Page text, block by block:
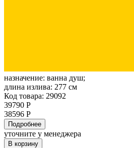
назначение: ванна душ;
длина излива: 277 см
Код товара: 29092
39790 Р
38596 Р
Подробнее
уточните у менеджера
В корзину